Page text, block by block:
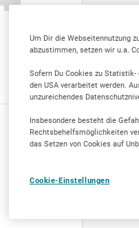
Um Dir die Webseitennutzung
abzustimmen, setzen wir u.a.
Sofern Du Cookies zu
den USA verarbeitet werden.
unzureichendes
Insbesondere besteht die
Rechtsbehelfsmöglichkeiten
das Setzen von Cookies auf
Cookie-Einstellungen